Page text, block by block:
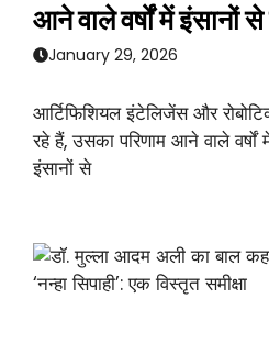
आने वाले वर्षों में इंसानों से
January 29, 2026
आर्टिफिशियल इंटेलिजेंस और
रहे हैं, उसका परिणाम आने वाले
इंसानों से